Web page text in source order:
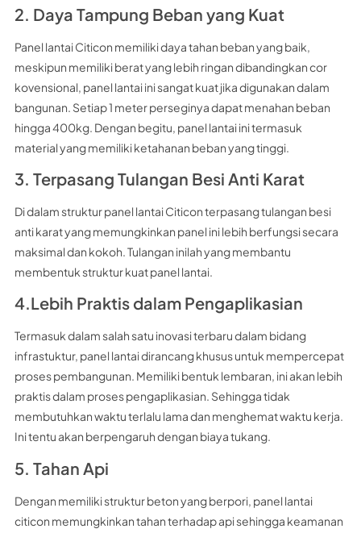
2. Daya Tampung Beban yang Kuat
Panel lantai Citicon memiliki daya tahan beban yang baik,
meskipun memiliki berat yang lebih ringan dibandingkan cor
kovensional, panel lantai ini sangat kuat jika digunakan dalam
bangunan. Setiap 1 meter perseginya dapat menahan beban
hingga 400kg. Dengan begitu, panel lantai ini termasuk
material yang memiliki ketahanan beban yang tinggi.
3. Terpasang Tulangan Besi Anti Karat
Di dalam struktur panel lantai Citicon terpasang tulangan besi
anti karat yang memungkinkan panel ini lebih berfungsi secara
maksimal dan kokoh. Tulangan inilah yang membantu
membentuk struktur kuat panel lantai.
4.Lebih Praktis dalam Pengaplikasian
Termasuk dalam salah satu inovasi terbaru dalam bidang
infrastuktur, panel lantai dirancang khusus untuk mempercepat
proses pembangunan. Memiliki bentuk lembaran, ini akan lebih
praktis dalam proses pengaplikasian. Sehingga tidak
membutuhkan waktu terlalu lama dan menghemat waktu kerja.
Ini tentu akan berpengaruh dengan biaya tukang.
5. Tahan Api
Dengan memiliki struktur beton yang berpori, panel lantai
citicon memungkinkan tahan terhadap api sehingga keamanan